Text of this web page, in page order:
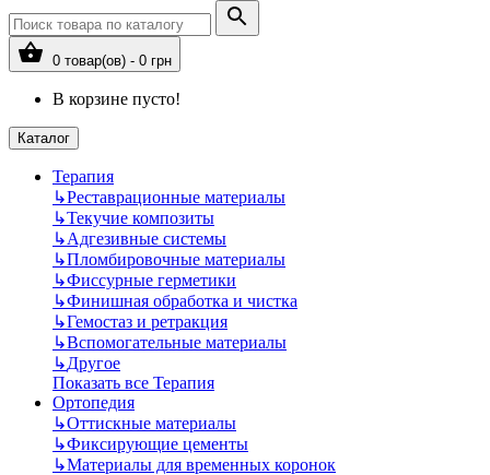
0 товар(ов) - 0 грн
В корзине пусто!
Каталог
Терапия
↳Реставрационные материалы
↳Текучие композиты
↳Адгезивные системы
↳Пломбировочные материалы
↳Фиссурные герметики
↳Финишная обработка и чистка
↳Гемостаз и ретракция
↳Вспомогательные материалы
↳Другое
Показать все Терапия
Ортопедия
↳Оттискные материалы
↳Фиксирующие цементы
↳Материалы для временных коронок